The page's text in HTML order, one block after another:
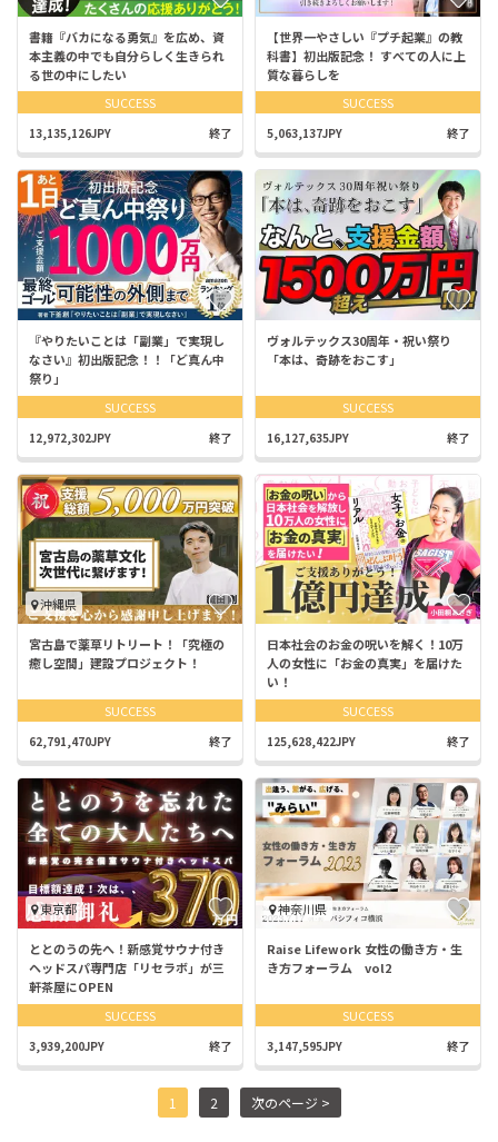
書籍『バカになる勇気』を広め、資
本主義の中でも自分らしく生きられ
る世の中にしたい
SUCCESS
13,135,126JPY 終了
【世界一やさしい『プチ起業』の教
科書】初出版記念！ すべての人に上
質な暮らしを
SUCCESS
5,063,137JPY 終了
『やりたいことは「副業」で実現し
なさい』初出版記念！！「ど真ん中
祭り」
SUCCESS
12,972,302JPY 終了
ヴォルテックス30周年・祝い祭り
「本は、奇跡をおこす」
SUCCESS
16,127,635JPY 終了
沖縄県
宮古島で薬草リトリート！「究極の
癒し空間」建設プロジェクト！
SUCCESS
62,791,470JPY 終了
日本社会のお金の呪いを解く！10万
人の女性に「お金の真実」を届けた
い！
SUCCESS
125,628,422JPY 終了
東京都
ととのうの先へ！新感覚サウナ付き
ヘッドスパ専門店「リセラボ」が三
軒茶屋にOPEN
SUCCESS
3,939,200JPY 終了
神奈川県
Raise Lifework 女性の働き方・生
き方フォーラム vol2
SUCCESS
3,147,595JPY 終了
1 2 次のページ >